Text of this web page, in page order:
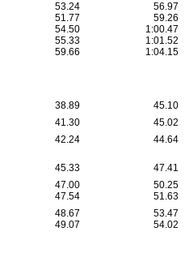
53.24
56.97
51.77
59.26
54.50
1:00.47
55.33
1:01.52
59.66 1:04.15
38.89
45.10
41.30
45.02
42.24
44.64
45.33
47.41
47.00
50.25
47.54
51.63
48.67
53.47
49.07 54.02